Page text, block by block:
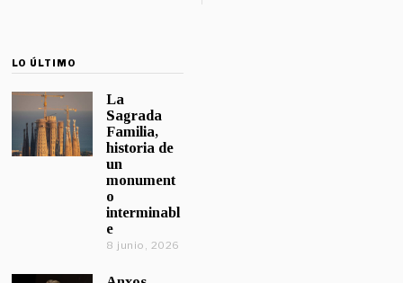
LO ÚLTIMO
La
Sagrada
Familia,
historia de
un
monument
o
interminabl
e
8 junio, 2026